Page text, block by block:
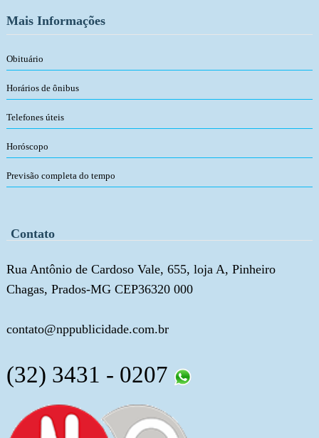
Mais Informações
Obituário
Horários de ônibus
Telefones úteis
Horóscopo
Previsão completa do tempo
Contato
Rua Antônio de Cardoso Vale, 655, loja A, Pinheiro
Chagas, Prados-MG CEP36320 000
contato@nppublicidade.com.br
(32) 3431 - 0207